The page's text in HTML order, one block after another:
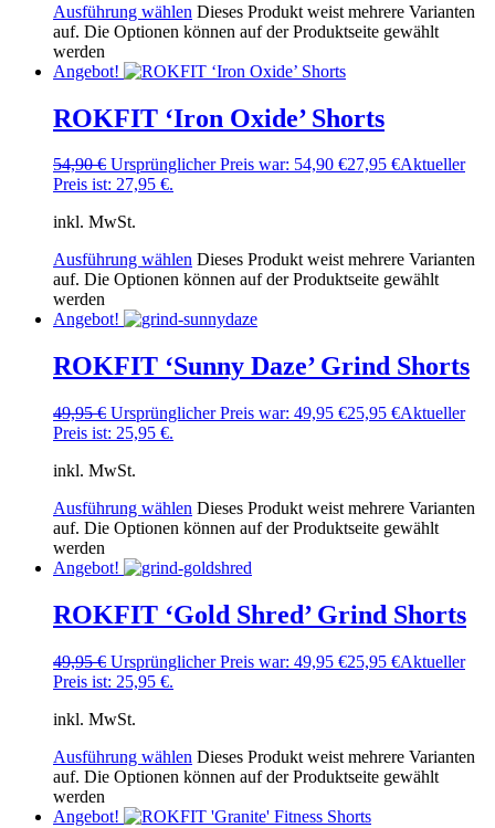
Ausführung wählen Dieses Produkt weist mehrere Varianten
auf. Die Optionen können auf der Produktseite gewählt
werden
Angebot!
ROKFIT ‘Iron Oxide’ Shorts
54,90€ Ursprünglicher Preis war: 54,90 €27,95 €Aktueller
Preis ist: 27,95 €.
inkl. MwSt.
Ausführung wählen Dieses Produkt weist mehrere Varianten
auf. Die Optionen können auf der Produktseite gewählt
werden
Angebot!
ROKFIT ‘Sunny Daze’ Grind Shorts
49,95€ Ursprünglicher Preis war: 49,95 €25,95 €Aktueller
Preis ist: 25,95 €.
inkl. MwSt.
Ausführung wählen Dieses Produkt weist mehrere Varianten
auf. Die Optionen können auf der Produktseite gewählt
werden
Angebot!
ROKFIT ‘Gold Shred’ Grind Shorts
49,95€ Ursprünglicher Preis war: 49,95 €25,95 €Aktueller
Preis ist: 25,95 €.
inkl. MwSt.
Ausführung wählen Dieses Produkt weist mehrere Varianten
auf. Die Optionen können auf der Produktseite gewählt
werden
Angebot!